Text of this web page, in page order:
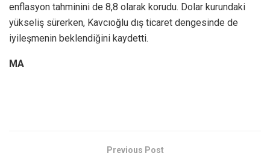
enflasyon tahminini de 8,8 olarak korudu. Dolar kurundaki
yükseliş sürerken, Kavcıoğlu dış ticaret dengesinde de
iyileşmenin beklendiğini kaydetti.
MA
Previous Post